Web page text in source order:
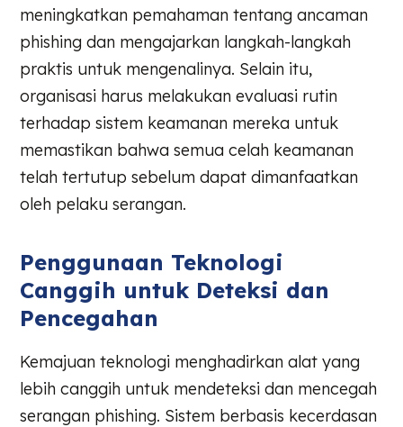
meningkatkan pemahaman tentang ancaman
phishing dan mengajarkan langkah-langkah
praktis untuk mengenalinya. Selain itu,
organisasi harus melakukan evaluasi rutin
terhadap sistem keamanan mereka untuk
memastikan bahwa semua celah keamanan
telah tertutup sebelum dapat dimanfaatkan
oleh pelaku serangan.
Penggunaan Teknologi
Canggih untuk Deteksi dan
Pencegahan
Kemajuan teknologi menghadirkan alat yang
lebih canggih untuk mendeteksi dan mencegah
serangan phishing. Sistem berbasis kecerdasan